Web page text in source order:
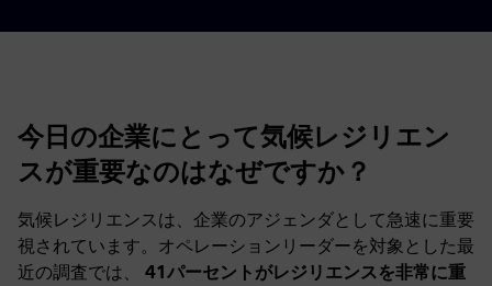
今日の企業にとって気候レジリエン
スが重要なのはなぜですか？
気候レジリエンスは、企業のアジェンダとして急速に重要
視されています。オペレーションリーダーを対象とした最
近の調査では、 41パーセントがレジリエンスを非常に重